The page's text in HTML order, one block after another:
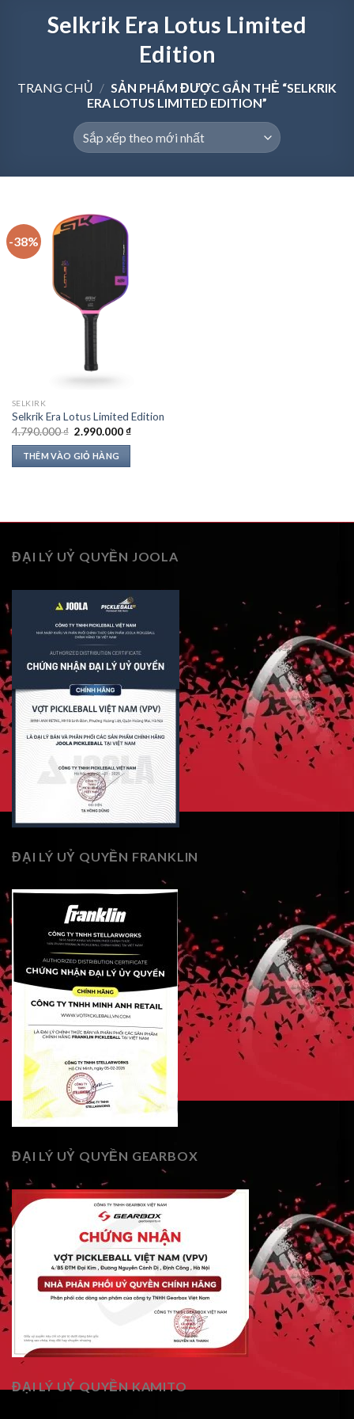
Selkrik Era Lotus Limited
Edition
TRANG CHỦ / SẢN PHẨM ĐƯỢC GẮN THẺ “SELKRIK
ERA LOTUS LIMITED EDITION”
-38%
SELKIRK
Selkrik Era Lotus Limited Edition
4.790.000₫ Giá
là:
4.790.000 ₫.
2.990.000₫Giá
2.990.000 ₫.
THÊM VÀO GIỎ HÀNG
ĐẠI LÝ UỶ QUYỀN JOOLA
ĐẠI LÝ UỶ QUYỀN FRANKLIN
ĐẠI LÝ UỶ QUYỀN GEARBOX
ĐẠI LÝ UỶ QUYỀN KAMITO